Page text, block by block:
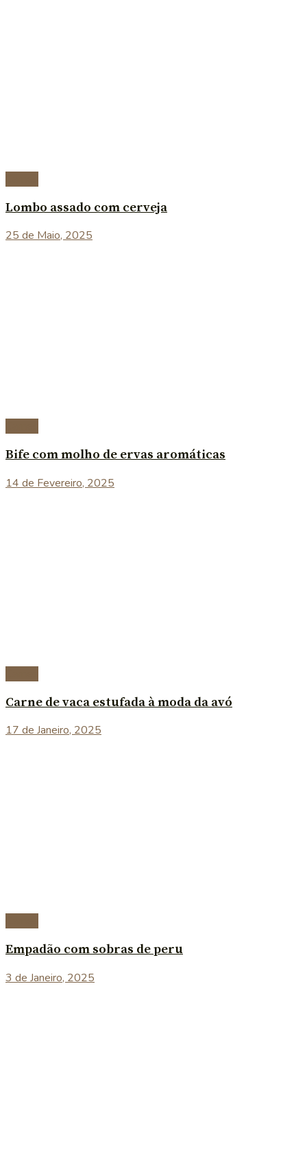
Lombo assado com cerveja
25 de Maio, 2025
Bife com molho de ervas aromáticas
14 de Fevereiro, 2025
Carne de vaca estufada à moda da avó
17 de Janeiro, 2025
Empadão com sobras de peru
3 de Janeiro, 2025